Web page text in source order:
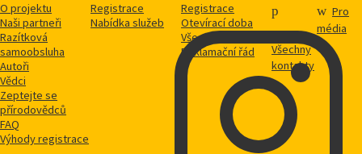
O projektu
Naši partneři
Razítková
samoobsluha
Autoři
Vědci
Zeptejte se
přírodovědců
FAQ
Výhody registrace
Registrace
Nabídka služeb
Registrace
Otevírací doba
Vše o nákupu
Reklamační řád
Všechny
kontakty
Pro
média